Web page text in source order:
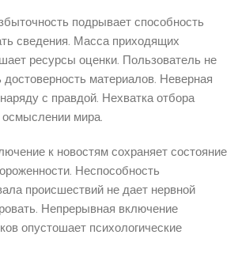
подрывает способность
сведения. Масса приходящих
ресурсы оценки. Пользователь не
достоверность материалов. Неверная
с правдой. Нехватка отбора
осмыслении мира.
к новостям сохраняет состояние
Неспособность
происшествий не дает нервной
Непрерывная включение
опустошает психологические